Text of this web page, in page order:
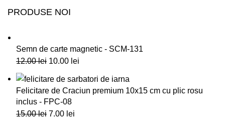
PRODUSE NOI
Semn de carte magnetic - SCM-131
12.00lei 10.00 lei
Felicitare de Craciun premium 10x15 cm cu plic rosu
inclus - FPC-08
15.00lei 7.00 lei